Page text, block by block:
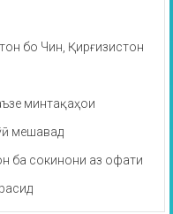
бо Чин, Қирғизистон
минтақаҳои
мешавад
ба сокинони аз офати